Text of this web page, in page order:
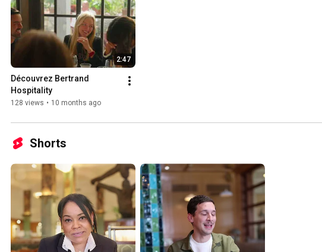
2:47
Découvrez Bertrand
Hospitality
128 views • 10 months ago
Shorts